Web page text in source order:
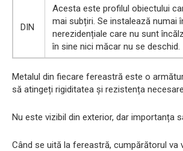
DIN
Acesta este profilul obiectului
mai subțiri. Se instalează numai
nerezidențiale care nu sunt
în sine nici măcar nu se deschid.
Metalul din fiecare fereastră este o
să atingeți rigiditatea și rezistența necesare
Nu este vizibil din exterior, dar importanța
Când se uită la fereastră, cumpărătorul va